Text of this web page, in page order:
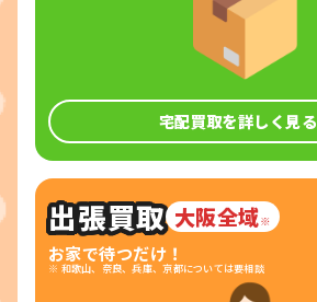
宅配買取を詳しく見る
出張買取 大阪全域※
お家で待つだけ！
※ 和歌山、奈良、兵庫、京都については要相談